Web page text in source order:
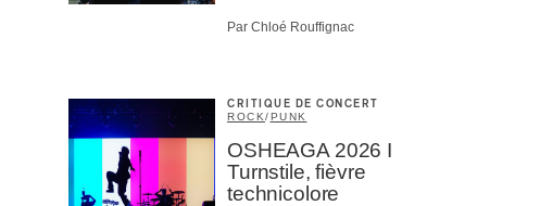
Par Chloé Rouffignac
CRITIQUE DE CONCERT
ROCK/PUNK
OSHEAGA 2026 I
Turnstile, fièvre
technicolore